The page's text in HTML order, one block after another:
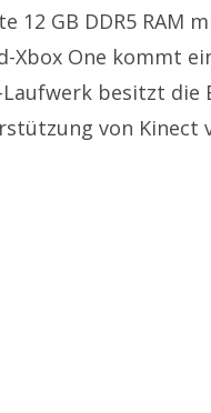
12 GB DDR5 RAM
Xbox One kommt
besitzt
von Kinect